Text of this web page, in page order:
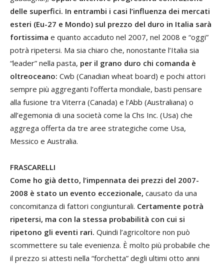
delle superfici. In entrambi i casi l’influenza dei mercati
esteri (Eu-27 e Mondo) sul prezzo del duro in Italia sarà
fortissima e quanto accaduto nel 2007, nel 2008 e “oggi”
potrà ripetersi. Ma sia chiaro che, nonostante l’Italia sia
“leader” nella pasta, per il grano duro chi comanda è
oltreoceano: Cwb (Canadian wheat board) e pochi attori
sempre più aggreganti l’offerta mondiale, basti pensare
alla fusione tra Viterra (Canada) e l’Abb (Australiana) o
all’egemonia di una società come la Chs Inc. (Usa) che
aggrega offerta da tre aree strategiche come Usa,
Messico e Australia.
FRASCARELLI
Come ho già detto, l’impennata dei prezzi del 2007-
2008 è stato un evento eccezionale, causato da una
concomitanza di fattori congiunturali. Certamente potrà
ripetersi, ma con la stessa probabilità con cui si
ripetono gli eventi rari. Quindi l’agricoltore non può
scommettere su tale evenienza. È molto più probabile che
il prezzo si attesti nella “forchetta” degli ultimi otto anni